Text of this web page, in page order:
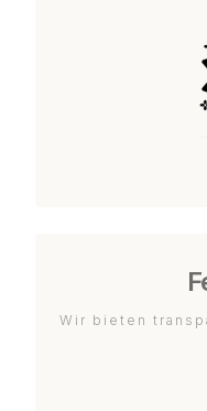
Wir bieten